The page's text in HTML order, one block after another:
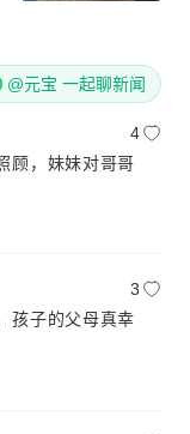
@元宝 一起聊新闻
4
顾，妹妹对哥哥
3
孩子的父母真幸